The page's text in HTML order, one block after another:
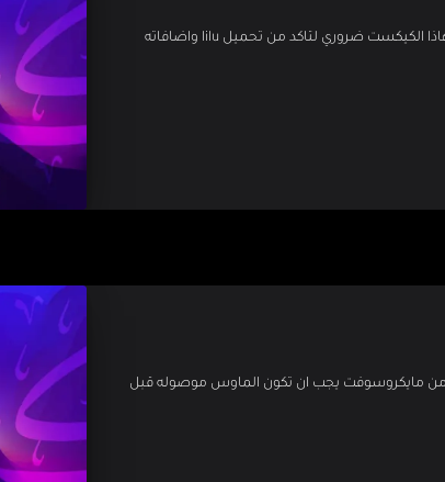
اذا كنت تحب ان تضع كيكستاتك داخل Library/Extensions فهاذا الكيكست ضروري لتاكد من تحميل lilu واضافاته
يضيف دعم الماوسات التي تستخدم بروتوكول serial mouse من مايكروسوفت يجب ان تكون الماوس موصوله قبل